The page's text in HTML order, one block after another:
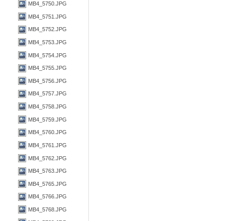
MB4_5750.JPG
MB4_5751.JPG
MB4_5752.JPG
MB4_5753.JPG
MB4_5754.JPG
MB4_5755.JPG
MB4_5756.JPG
MB4_5757.JPG
MB4_5758.JPG
MB4_5759.JPG
MB4_5760.JPG
MB4_5761.JPG
MB4_5762.JPG
MB4_5763.JPG
MB4_5765.JPG
MB4_5766.JPG
MB4_5768.JPG